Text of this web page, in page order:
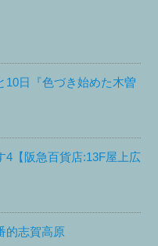
10日『色づき始めた木曽
4【阪急百貨店:13F屋上広
的志賀高原